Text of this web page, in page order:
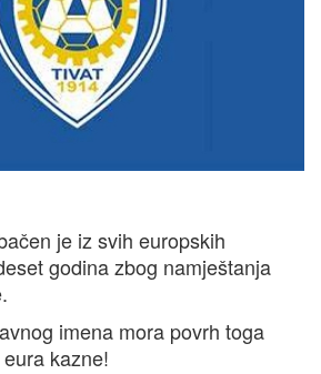
je iz svih europskih
godina zbog namještanja
imena mora povrh toga
kazne!